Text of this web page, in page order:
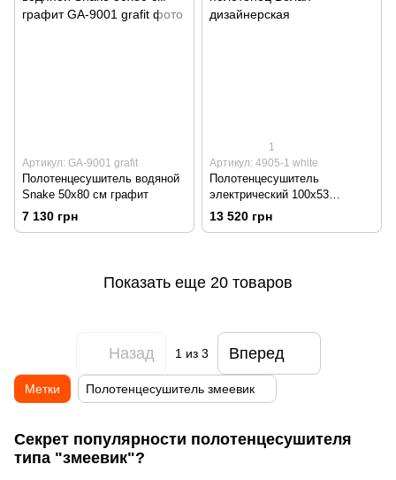
Артикул: GA-9001 grafit
Полотенцесушитель водяной
Snake 50х80 см графит
7 130 грн
1
Артикул: 4905-1 white
Полотенцесушитель
электрический 100х53
Genesis DRY белый
13 520 грн
Показать еще 20 товаров
Назад 1из 3 Вперед
Секрет популярности полотенцесушителя
типа "змеевик"?
Метки Полотенцесушитель змеевик